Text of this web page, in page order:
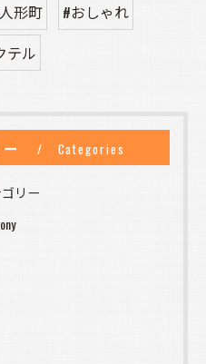
形町
#おしゃれ
テル
Categories
リー